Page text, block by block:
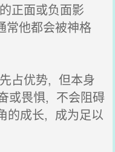
正面或负面影
他都会被神格
占优势, 但本身
或畏惧, 不会阻碍
的成长, 成为足以